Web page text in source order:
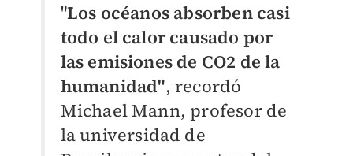
"Los océanos absorben casi
todo el calor causado por
las emisiones de CO2 de la
humanidad", recordó
Michael Mann, profesor de
la universidad de